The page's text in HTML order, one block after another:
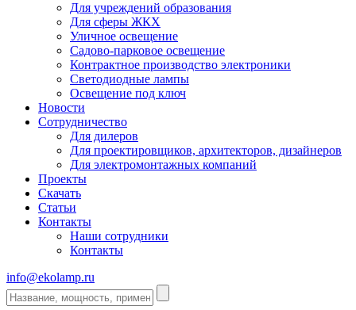
Для учреждений образования
Для сферы ЖКХ
Уличное освещение
Садово-парковое освещение
Контрактное производство электроники
Светодиодные лампы
Освещение под ключ
Новости
Сотрудничество
Для дилеров
Для проектировщиков, архитекторов, дизайнеров
Для электромонтажных компаний
Проекты
Скачать
Статьи
Контакты
Наши сотрудники
Контакты
info@ekolamp.ru